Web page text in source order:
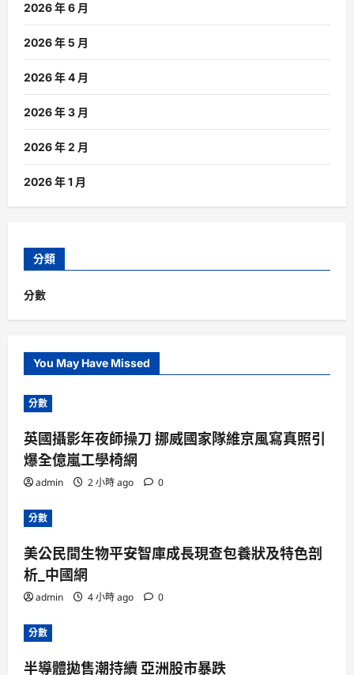
2026 年 6 月
2026 年 5 月
2026 年 4 月
2026 年 3 月
2026 年 2 月
2026 年 1 月
分類
分數
You May Have Missed
分數
英國攝影年夜師操刀 挪威國家隊維京風寫真照引
爆全億嵐工學椅網
admin 2 小時 ago 0
分數
美公民間生物平安智庫成長現查包養狀及特色剖
析_中國網
admin 4 小時 ago 0
分數
半導體拋售潮持續 亞洲股市暴跌